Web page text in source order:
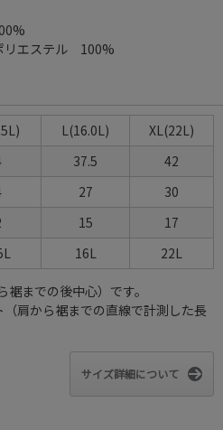
リエステル 100%
L(16.0L)
XL(22L)
37.5
42
27
30
15
17
16L 22L
までの後中心）です。
肩から裾までの直線で計測した長
サイズ詳細について